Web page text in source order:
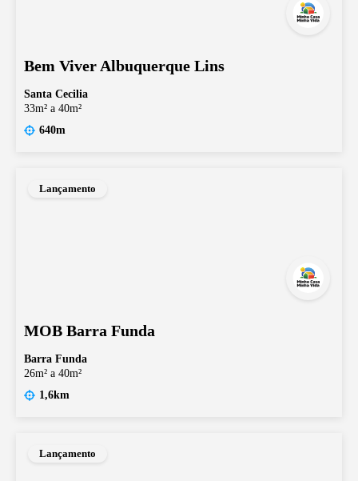
Bem Viver Albuquerque Lins
Santa Cecilia
33m² a 40m²
640m
Lançamento
MOB Barra Funda
Barra Funda
26m² a 40m²
1,6km
Lançamento